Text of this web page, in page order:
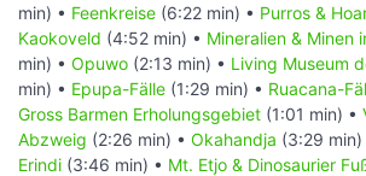
min) • Feenkreise (6:22 min) • Purros &
Kaokoveld (4:52 min) • Mineralien & Minen
min) • Opuwo (2:13 min) • Living Museum
min) • Epupa-Fälle (1:29 min) • Ruacana-
Gross Barmen Erholungsgebiet (1:01 min) •
Abzweig (2:26 min) • Okahandja (3:29 min)
Erindi (3:46 min) • Mt. Etjo & Dinosaurier